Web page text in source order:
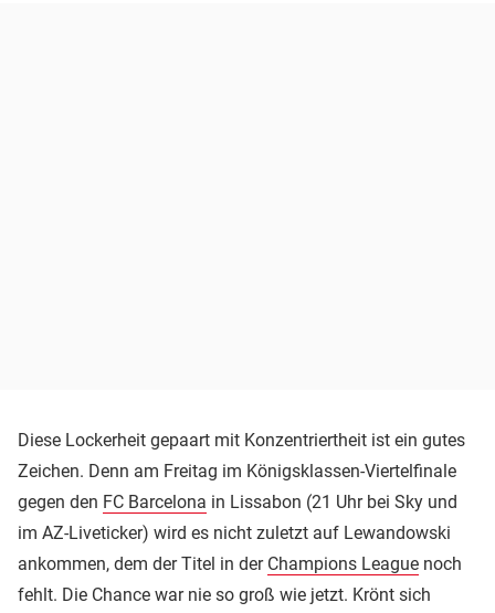
Diese Lockerheit gepaart mit Konzentriertheit ist ein gutes
Zeichen. Denn am Freitag im Königsklassen-Viertelfinale
gegen den FC Barcelona in Lissabon (21 Uhr bei Sky und
im AZ-Liveticker) wird es nicht zuletzt auf Lewandowski
ankommen, dem der Titel in der Champions League noch
fehlt. Die Chance war nie so groß wie jetzt. Krönt sich